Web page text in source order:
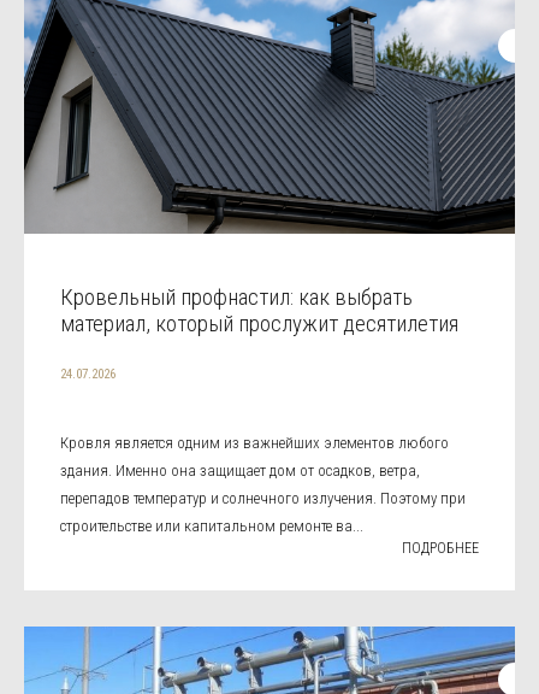
Кровельный профнастил: как выбрать
материал, который прослужит десятилетия
24.07.2026
Кровля является одним из важнейших элементов любого
здания. Именно она защищает дом от осадков, ветра,
перепадов температур и солнечного излучения. Поэтому при
строительстве или капитальном ремонте ва...
ПОДРОБНЕЕ